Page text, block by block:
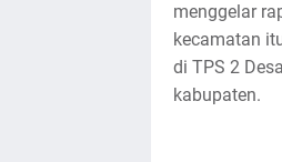
menggelar
kecamatan
di TPS 2
kabupaten.